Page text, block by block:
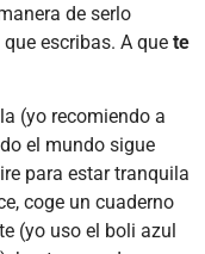
de serlo
escribas. A que te
(yo recomiendo a
el mundo sigue
para estar tranquila
coge un cuaderno
(yo uso el boli azul